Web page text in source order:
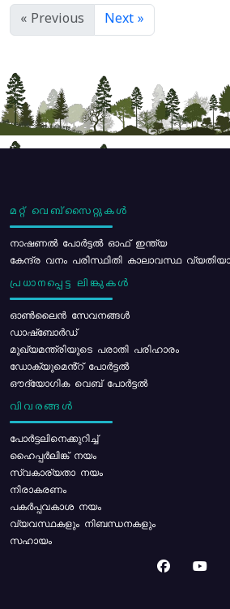
« Previous Next »
മറ്റ് വെബ്സൈറ്റുകൾ
നാഷണൽ പോർട്ടൽ ഓഫ് ഇന്ത്യ
കേന്ദ്ര വനം പരിസ്ഥിതി കാലാവസ്ഥ
പ്രധാനപ്പെട്ട ലിങ്കുകൾ
ഓൺലൈൻ സേവനങ്ങൾ
ഡാഷ്ബോർഡ്
മുഖ്യമന്ത്രിയുടെ പരാതി പരിഹാരം
ഡോക്യുമെൻ്റ് പോർട്ടൽ
ഔദ്യോഗിക വെബ് പോർട്ടൽ
വിവരങ്ങൾ
പോര്‍ട്ടലിനെക്കുറിച്ച്
ഹൈപ്പർലിങ്ക് നയം
സ്വകാര്യതാ നയം
നിരാകരണം
പകർപ്പവകാശ നയം
വ്യവസ്ഥകളും നിബന്ധനകളും
സഹായം